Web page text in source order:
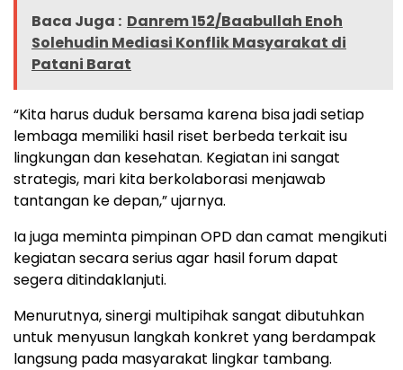
Baca Juga : Danrem 152/Baabullah Enoh
Solehudin Mediasi Konflik Masyarakat di
Patani Barat
“Kita harus duduk bersama karena bisa jadi setiap
lembaga memiliki hasil riset berbeda terkait isu
lingkungan dan kesehatan. Kegiatan ini sangat
strategis, mari kita berkolaborasi menjawab
tantangan ke depan,” ujarnya.
Ia juga meminta pimpinan OPD dan camat mengikuti
kegiatan secara serius agar hasil forum dapat
segera ditindaklanjuti.
Menurutnya, sinergi multipihak sangat dibutuhkan
untuk menyusun langkah konkret yang berdampak
langsung pada masyarakat lingkar tambang.